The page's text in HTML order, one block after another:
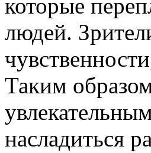
которые
людей.
Таким
насладиться